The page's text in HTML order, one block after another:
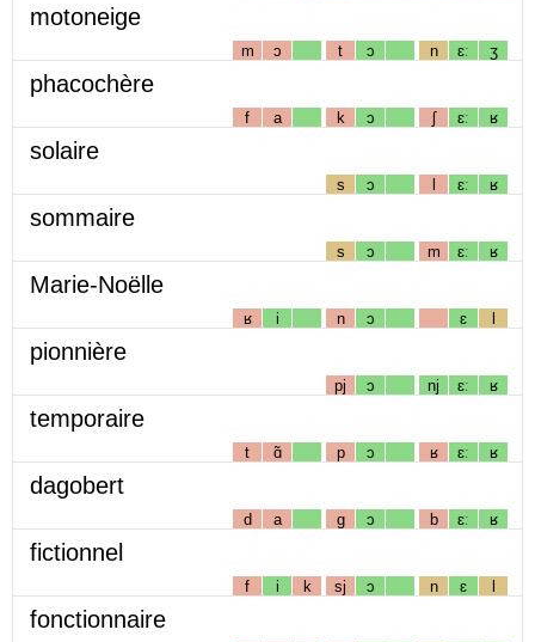
motoneige
m ɔ t ɔ n ɛː ʒ
phacochère
f a k ɔ ʃ ɛː ʁ
solaire
s ɔ l ɛː ʁ
sommaire
s ɔ m ɛː ʁ
Marie-Noëlle
ʁ i n ɔ ɛ l
pionnière
pj ɔ nj ɛː ʁ
temporaire
t ɑ̃ p ɔ ʁ ɛː ʁ
dagobert
d a g ɔ b ɛː ʁ
fictionnel
f i k sj ɔ n ɛ l
fonctionnaire